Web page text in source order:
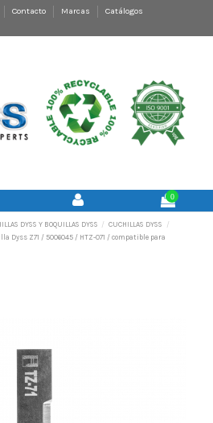
Contacto Marcas
Catálogos
0
DYSS Y BOQUILLAS DYSS
CUCHILLAS DYSS
Dyss Z71 / 5006045 / HTZ-071 / compatible para